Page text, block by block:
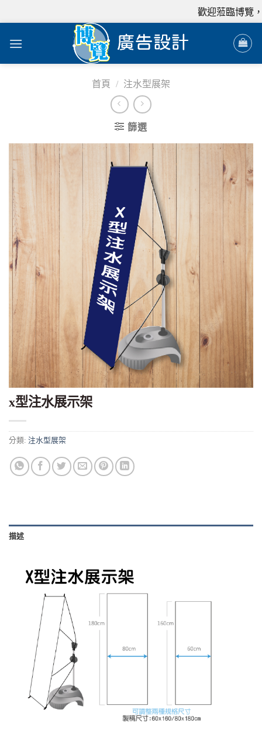
歡迎蒞臨博覽，
首頁 / 注水型展架
篩選
x型注水展示架
分類: 注水型展架
描述